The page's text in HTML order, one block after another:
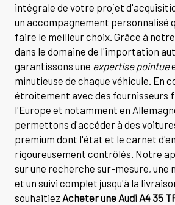
intégrale de votre projet
un accompagnement personnalisé
faire le meilleur choix. Grâce à
dans le domaine de l'importation
garantissons une expertise pointue
minutieuse de chaque véhicule. En
étroitement avec des fournisseurs
l'Europe et notamment en
permettons d'accéder à des
premium dont l'état et le carnet
rigoureusement contrôlés. Notre
sur une recherche sur-mesure, une
et un suivi complet jusqu'à la
souhaitiez Acheter une Audi A4 35